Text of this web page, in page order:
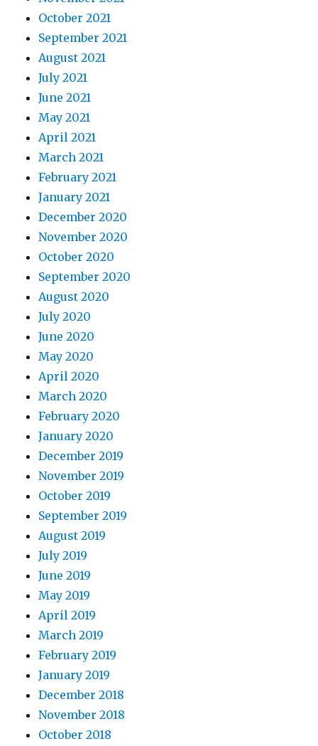
October 2021
September 2021
August 2021
July 2021
June 2021
May 2021
April 2021
March 2021
February 2021
January 2021
December 2020
November 2020
October 2020
September 2020
August 2020
July 2020
June 2020
May 2020
April 2020
March 2020
February 2020
January 2020
December 2019
November 2019
October 2019
September 2019
August 2019
July 2019
June 2019
May 2019
April 2019
March 2019
February 2019
January 2019
December 2018
November 2018
October 2018